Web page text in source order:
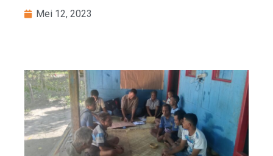
Mei 12, 2023